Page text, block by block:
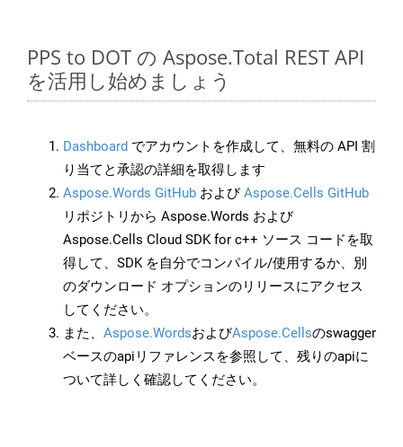
PPS to DOT の Aspose.Total REST API
を活用し始めましょう
Dashboard でアカウントを作成して、無料の API 割
り当てと承認の詳細を取得します
Aspose.Words GitHub およびAspose.Cells GitHub
リポジトリから Aspose.Words および
Aspose.Cells Cloud SDK for c++ ソース コードを取
得して、SDK を自分でコンパイル/使用するか、別
のダウンロード オプションのリリースにアクセス
してください。
また、 Aspose.WordsおよびAspose.Cellsのswagger
ベースのapiリファレンスを参照して、残りのapiに
ついて詳しく確認してください。